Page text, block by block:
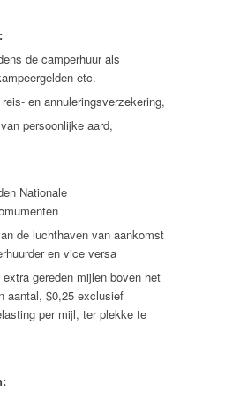
de camperhuur als
etc.
en annuleringsverzekering,
persoonlijke aard,
Nationale
de luchthaven van aankomst
en vice versa
gereden mijlen boven het
aantal, $0,25 exclusief
per mijl, ter plekke te